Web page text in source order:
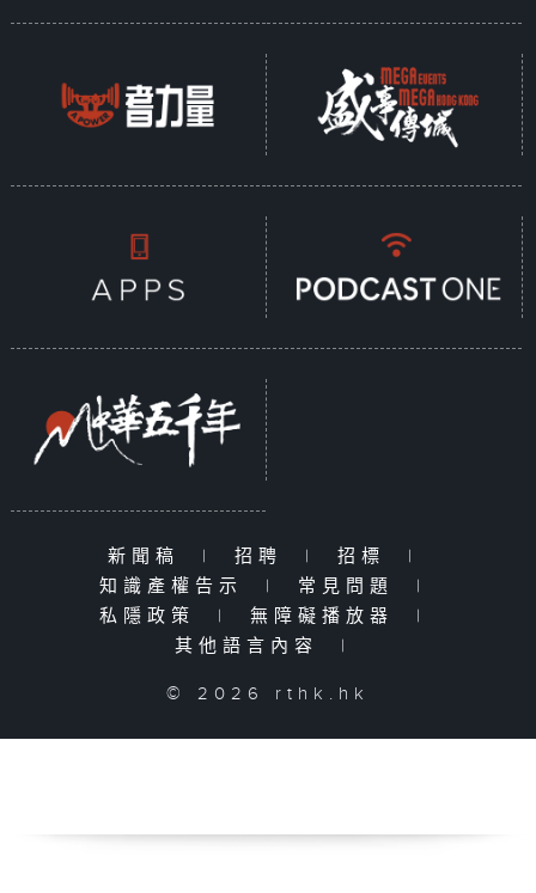
新聞稿 | 招聘 | 招標
|
知識產權告示
| 常見問題
|
私隱政策
| 無障礙播放器
|
其他語言內容
|
© 2026 rthk.hk